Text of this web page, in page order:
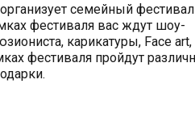
семейный
фестиваля вас ждут шоу-
карикатуры, Face art,
фестиваля пройдут